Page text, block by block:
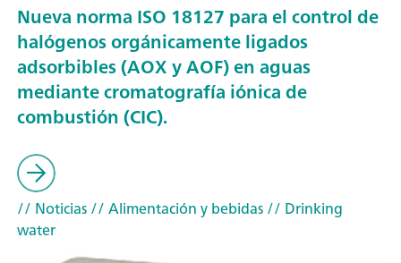
Nueva norma ISO 18127 para el control de
halógenos orgánicamente ligados
adsorbibles (AOX y AOF) en aguas
mediante cromatografía iónica de
combustión (CIC).
// Noticias// Alimentación y bebidas// Drinking
water